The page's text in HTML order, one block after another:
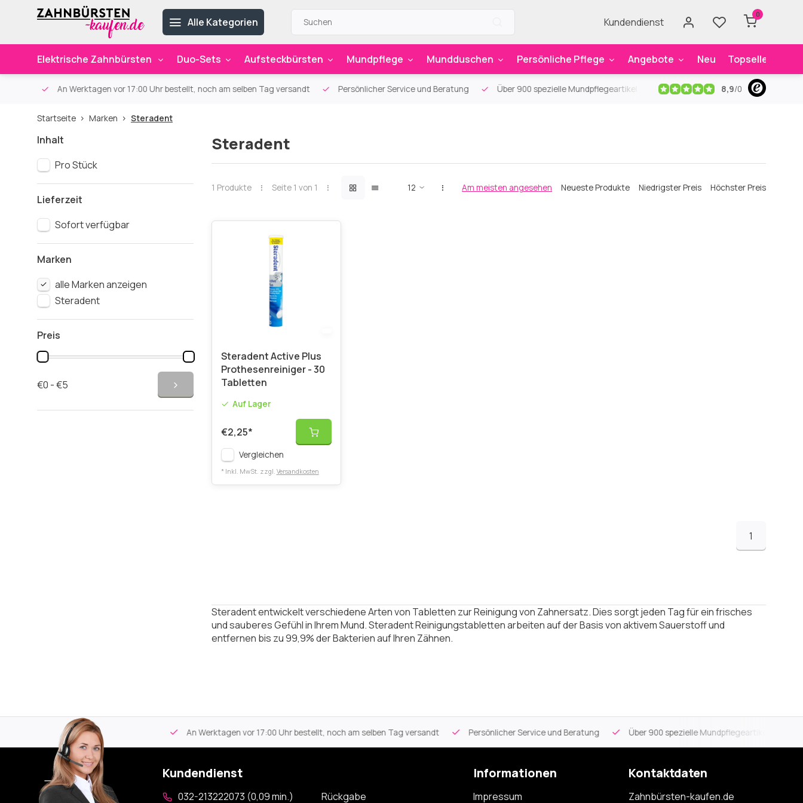
Alle Kategorien Kundendienst
0
Elektrische Zahnbürsten Duo-Sets Aufsteckbürsten Mundpflege Mundduschen Persönliche Pflege Angebote Neu Topseller
An Werktagen vor 17:00 Uhr bestellt, noch am selben Tag versandt Persönlicher Service und Beratung Über 900 spezielle Mundpflegeartikel Kostenloser Versandab 59€
8,9/0
Startseite Marken Steradent
Inhalt
Pro Stück
Lieferzeit
Sofort verfügbar
Marken
alle Marken anzeigen
Steradent
Preis
€0 - €5
Steradent
1 Produkte Seite 1 von 1 Am meisten angesehen Neueste Produkte Niedrigster Preis Höchster Preis
Steradent Active Plus
Prothesenreiniger - 30
Tabletten
Auf Lager
€2,25*
Vergleichen
* Inkl. MwSt. zzgl. Versandkosten
1
Steradent entwickelt verschiedene Arten von Tabletten zur Reinigung von Zahnersatz. Dies sorgt jeden Tag für ein frisches
und sauberes Gefühl in Ihrem Mund. Steradent Reinigungstabletten arbeiten auf der Basis von aktivem Sauerstoff und
entfernen bis zu 99,9% der Bakterien auf Ihren Zähnen.
Kostenloser Versand An Werktagen vor 17:00 Uhr bestellt, noch am selben Tag versandt Persönlicher Service und Beratung Über 900 spezielle Mundpflegeartikel
Kundendienst
032-213222073 (0,09 min.) Rückgabe
Informationen
Impressum
Kontaktdaten
Zahnbürsten-kaufen.de